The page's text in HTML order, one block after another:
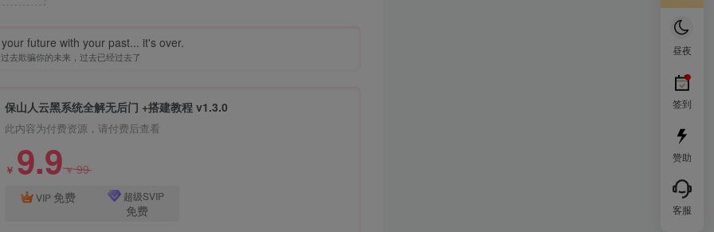
future with your past... it's over.
去欺骗你的未来，过去已经过去了
保山人云黑系统全解无后门 +搭建教程 v1.3.0
此内容为付费资源，请付费后查看
￥ 9.9￥99
VIP 免费 超级SVIP
免费
昼夜
签到
赞助
客服